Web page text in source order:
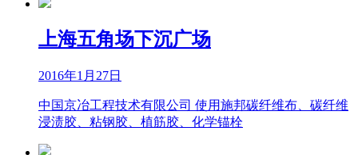
上海五角场下沉广场
2016年1月27日
中国京冶工程技术有限公司 使用施邦碳纤维布、碳纤维
浸渍胶、粘钢胶、植筋胶、化学锚栓